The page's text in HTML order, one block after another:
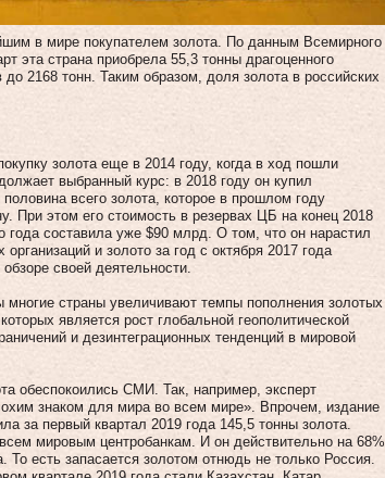
в мире покупателем золота. По данным Всемирного
эта страна приобрела 55,3 тонны драгоценного
2168 тонн. Таким образом, доля золота в российских
золота еще в 2014 году, когда в ход пошли
выбранный курс: в 2018 году он купил
всего золота, которое в прошлом году
При этом его стоимость в резервах ЦБ на конец 2018
составила уже $90 млрд. О том, что он нарастил
и золото за год с октября 2017 года
своей деятельности.
страны увеличивают темпы пополнения золотых
является рост глобальной геополитической
и дезинтеграционных тенденций в мировой
обеспокоились СМИ. Так, например, эксперт
знаком для мира во всем мире». Впрочем, издание
за первый квартал 2019 года 145,5 тонны золота.
мировым центробанкам. И он действительно на 68%
есть запасается золотом отнюдь не только Россия.